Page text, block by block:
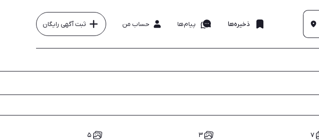
ذخیره‌ها پیام‌ها حساب من ثبت آگهی رایگان
۷ ۳ ۵